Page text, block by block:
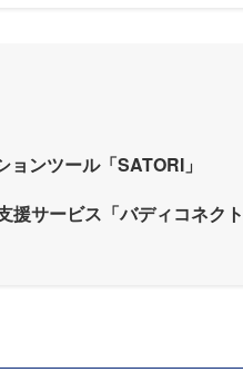
ンツール「SATORI」
援サービス「バディコネク